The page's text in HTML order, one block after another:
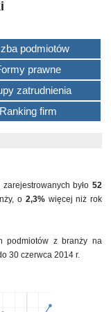
podmiotów
prawne
zatrudnienia
Ranking firm
zarejestrowanych było52
o 2,3%więcej niż rok
podmiotów z branży na
30 czerwca 2014 r.